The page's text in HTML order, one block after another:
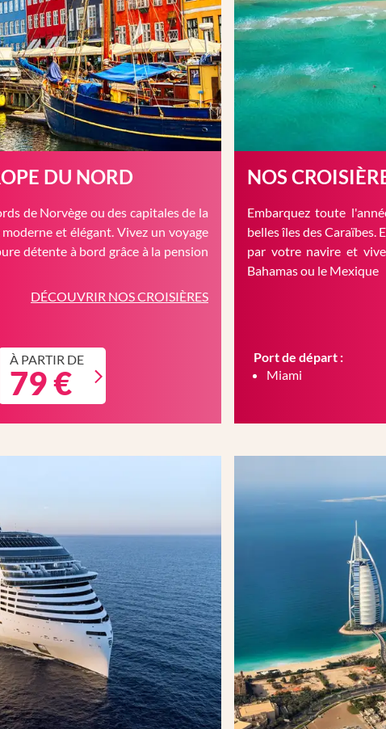
DU NORD
de Norvège ou des capitales de la
et élégant. Vivez un voyage
détente à bord grâce à la pension
DÉCOUVRIR NOS CROISIÈRES
À PARTIR DE
79 €
NOS
Embarquez toute
belles îles des Caraïbes.
par votre navire et
Bahamas ou le Mexique
Port de départ :
Miami